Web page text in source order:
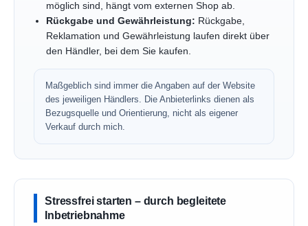
möglich sind, hängt vom externen Shop ab.
Rückgabe und Gewährleistung: Rückgabe,
Reklamation und Gewährleistung laufen direkt über
den Händler, bei dem Sie kaufen.
Maßgeblich sind immer die Angaben auf der Website
des jeweiligen Händlers. Die Anbieterlinks dienen als
Bezugsquelle und Orientierung, nicht als eigener
Verkauf durch mich.
Stressfrei starten – durch begleitete
Inbetriebnahme